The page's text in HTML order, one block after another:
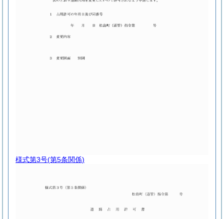
様式第3号(第5条関係)